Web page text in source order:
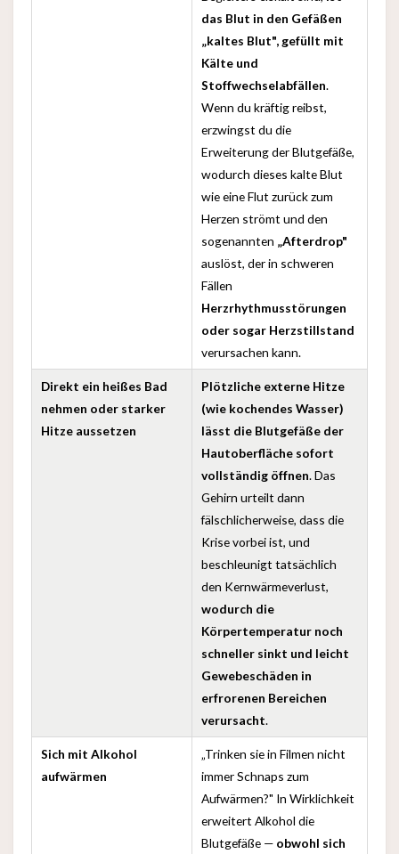
das Blut in den Gefäßen
„kaltes Blut", gefüllt mit
Kälte und
Stoffwechselabfällen.
Wenn du kräftig reibst,
erzwingst du die
Erweiterung der Blutgefäße,
wodurch dieses kalte Blut
wie eine Flut zurück zum
Herzen strömt und den
sogenannten „Afterdrop"
auslöst, der in schweren
Fällen
Herzrhythmusstörungen
oder sogar Herzstillstand
verursachen kann.
Direkt ein heißes Bad
nehmen oder starker
Hitze aussetzen
Plötzliche externe Hitze
(wie kochendes Wasser)
lässt die Blutgefäße der
Hautoberfläche sofort
vollständig öffnen. Das
Gehirn urteilt dann
fälschlicherweise, dass die
Krise vorbei ist, und
beschleunigt tatsächlich
den Kernwärmeverlust,
wodurch die
Körpertemperatur noch
schneller sinkt und leicht
Gewebeschäden in
erfrorenen Bereichen
verursacht.
Sich mit Alkohol
aufwärmen
„Trinken sie in Filmen nicht
immer Schnaps zum
Aufwärmen?" In Wirklichkeit
erweitert Alkohol die
Blutgefäße — obwohl sich